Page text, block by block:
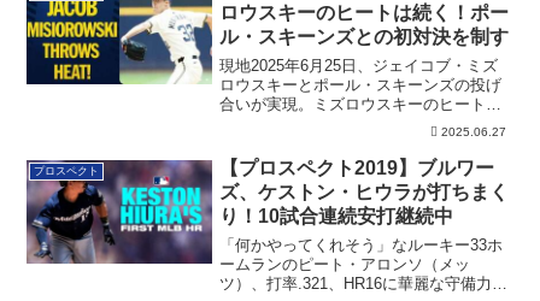
ロウスキーのヒートは続く！ポー
ル・スキーンズとの初対決を制す
現地2025年6月25日、ジェイコブ・ミズ
ロウスキーとポール・スキーンズの投げ
合いが実現。ミズロウスキーのヒートは
2025.06.27
プロスペクト
【プロスペクト2019】ブルワー
ズ、ケストン・ヒウラが打ちまく
り！10試合連続安打継続中
「何かやってくれそう」なルーキー33ホ
ームランのピート・アロンソ（メッ
ツ）、打率.321、HR16に華麗な守備力を